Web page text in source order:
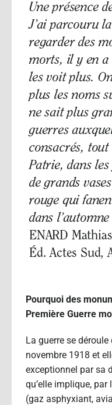
Une présence
J’ai parcouru
regarder des
morts, il y en a
les voit plus.
plus les noms
ne sait plus
guerres
consacrés,
Patrie, dans
de grands
rouge qui
dans
ENARD
Éd. Actes Sud,
Pourquoi des
Première Guerre
La guerre se déroule
novembre 1918 et
exceptionnel par sa
qu’elle implique, par
(gaz asphyxiant,